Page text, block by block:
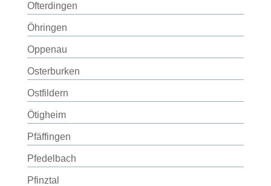
Ofterdingen
Öhringen
Oppenau
Osterburken
Ostfildern
Ötigheim
Pfäffingen
Pfedelbach
Pfinztal